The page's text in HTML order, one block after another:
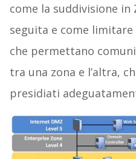
come la suddivisione in
seguita e come
che permettano
tra una zona e l’altra,
presidiati